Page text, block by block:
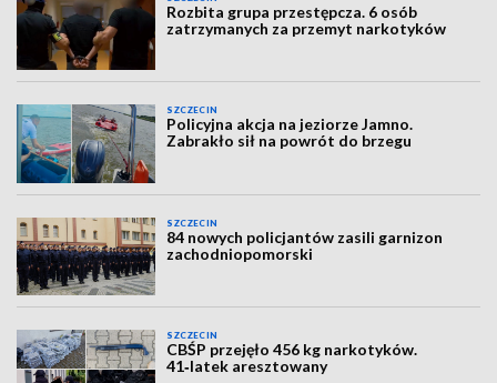
Rozbita grupa przestępcza. 6 osób
zatrzymanych za przemyt narkotyków
SZCZECIN
Policyjna akcja na jeziorze Jamno.
Zabrakło sił na powrót do brzegu
SZCZECIN
84 nowych policjantów zasili garnizon
zachodniopomorski
SZCZECIN
CBŚP przejęło 456 kg narkotyków.
41‑latek aresztowany